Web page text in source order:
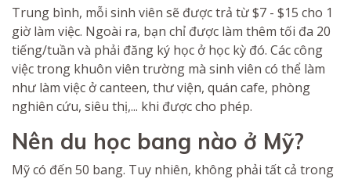
Trung bình, mỗi sinh viên sẽ được trả từ $7 - $15 cho 1
giờ làm việc. Ngoài ra, bạn chỉ được làm thêm tối đa 20
tiếng/tuần và phải đăng ký học ở học kỳ đó. Các công
việc trong khuôn viên trường mà sinh viên có thể làm
như làm việc ở canteen, thư viện, quán cafe, phòng
nghiên cứu, siêu thị,... khi được cho phép.
Nên du học bang nào ở Mỹ?
Mỹ có đến 50 bang. Tuy nhiên, không phải tất cả trong